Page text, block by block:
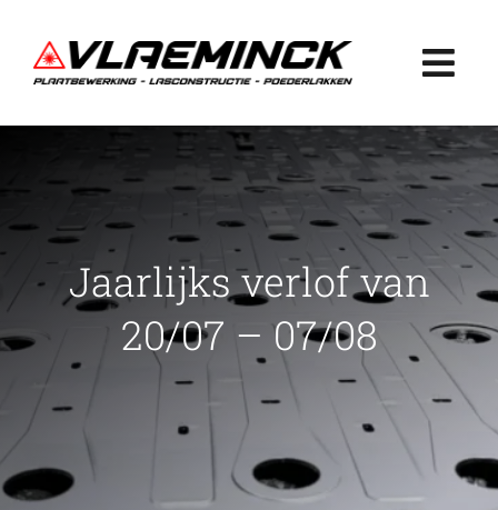
naar
inhoud
Plaatbewerking
Lasconstructie
Poederlakken
Projecten
Jaarlijks verlof van
20/07 – 07/08